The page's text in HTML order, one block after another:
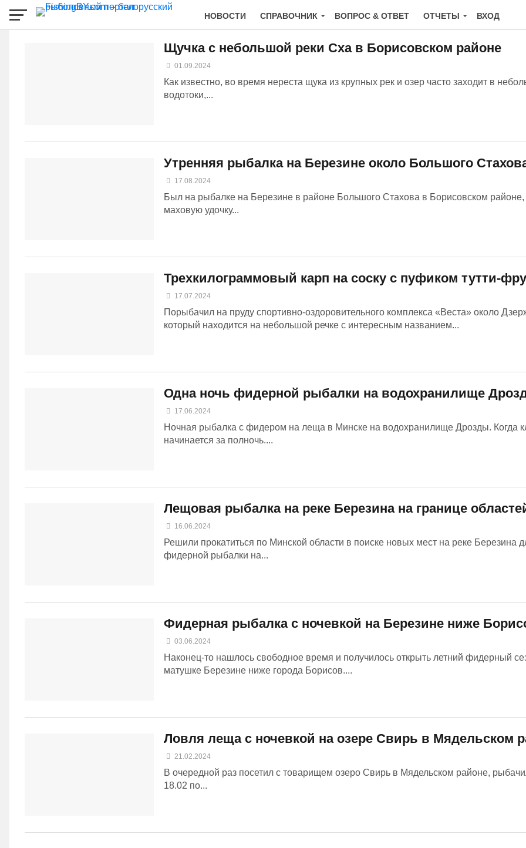
НОВОСТИ СПРАВОЧНИК ВОПРОС & ОТВЕТ ОТЧЕТЫ ВХОД
Щучка с небольшой реки Сха в Борисовском районе
01.09.2024
Как известно, во время нереста щука из крупных рек и озер часто заходит в
водотоки,...
Утренняя рыбалка на Березине около Большого
17.08.2024
Был на рыбалке на Березине в районе Большого Стахова в Борисовском районе,
маховую удочку...
Трехкилограммовый карп на соску с пуфиком тутти-
17.07.2024
Порыбачил на пруду спортивно-оздоровительного комплекса «Веста» около
который находится на небольшой речке с интересным названием...
Одна ночь фидерной рыбалки на водохранилище
17.06.2024
Ночная рыбалка с фидером на леща в Минске на водохранилище Дрозды. Когда
начинается за полночь....
Лещовая рыбалка на реке Березина на границе
16.06.2024
Решили прокатиться по Минской области в поиске новых мест на реке Березина
фидерной рыбалки на...
Фидерная рыбалка с ночевкой на Березине ниже
03.06.2024
Наконец-то нашлось свободное время и получилось открыть летний фидерный
матушке Березине ниже города Борисов....
Ловля леща с ночевкой на озере Свирь в Мядельском
21.02.2024
В очередной раз посетил с товарищем озеро Свирь в Мядельском районе,
18.02 по...